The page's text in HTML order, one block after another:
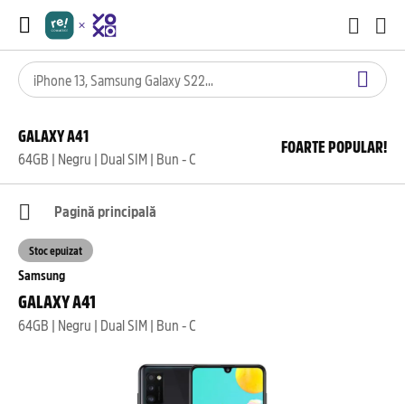
GALAXY A41
64GB | Negru | Dual SIM | Bun - C
FOARTE POPULAR!
Pagină principală
Samsung
GALAXY A41
64GB | Negru | Dual SIM | Bun - C
Stoc epuizat